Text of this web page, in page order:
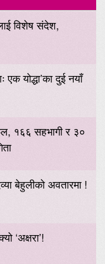
विशेष संदेश,
एक योद्धा’का दुई नयाँ
१६६ सहभागी र ३०
बेहुलीको अवतारमा !
‘अक्षरा’!